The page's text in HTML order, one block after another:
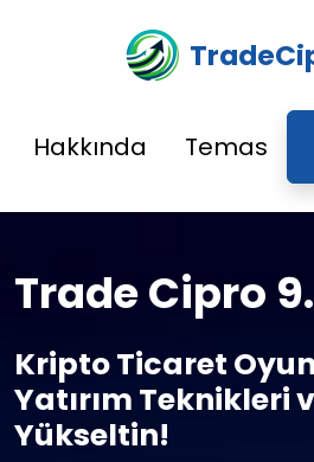
Hakkında Temas
Trade Cipro
Kripto Ticaret
Yatırım Teknikleri
Yükseltin!